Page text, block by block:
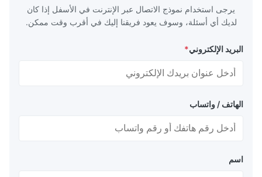
يرجى استخدام نموذج الاتصال عبر الإنترنت في الأسفل إذا كان
لديك أي أسئلة، وسوف يعود فريقنا إليك في أقرب وقت ممكن.
البريد الإلكتروني*
الهاتف / واتساب